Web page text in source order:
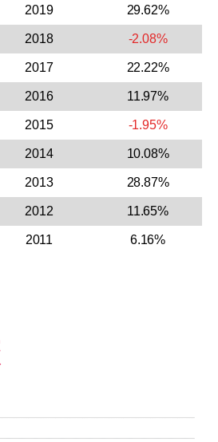
2019 29.62%
2018 -2.08%
2017 22.22%
2016 11.97%
2015 -1.95%
2014 10.08%
2013 28.87%
2012 11.65%
2011 6.16%